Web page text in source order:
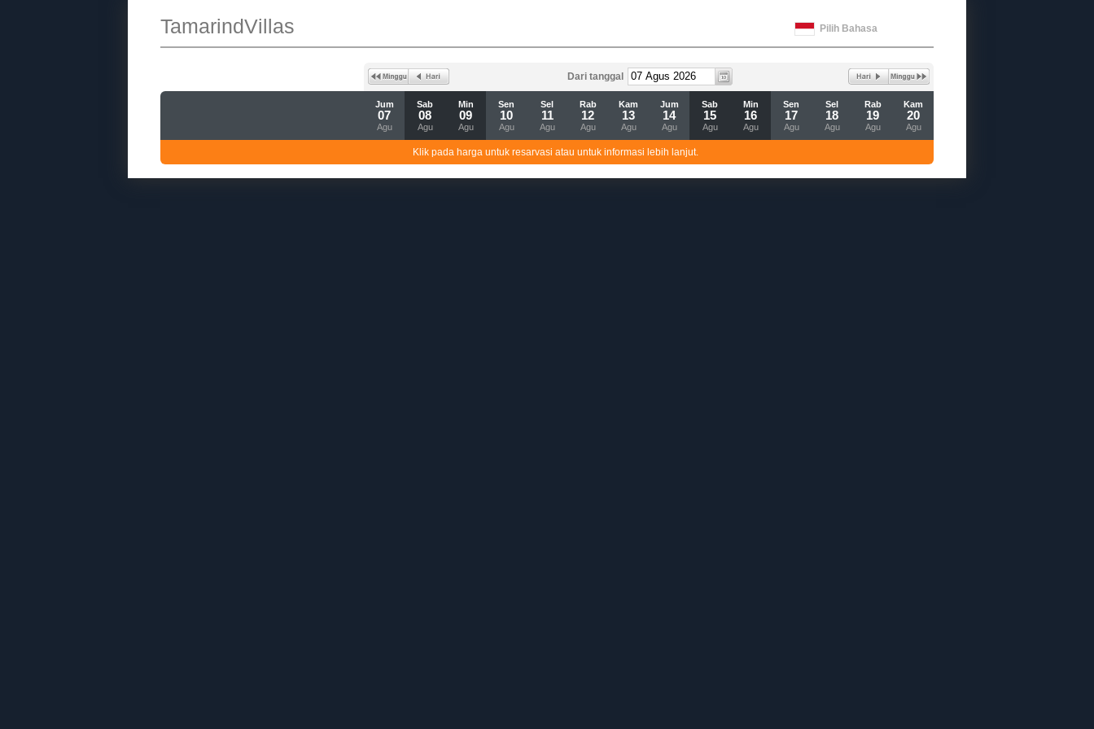
Pilih Bahasa
TamarindVillas
Dari tanggal
Jum
07
Agu
Sab
08
Agu
Min
09
Agu
Sen
10
Agu
Sel
11
Agu
Rab
12
Agu
Kam
13
Agu
Jum
14
Agu
Sab
15
Agu
Min
16
Agu
Sen
17
Agu
Sel
18
Agu
Rab
19
Agu
Kam
20
Agu
Klik pada harga untuk resarvasi atau untuk informasi lebih lanjut.